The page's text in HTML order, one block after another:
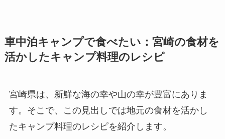
車中泊キャンプで食べたい：宮崎の食材を
活かしたキャンプ料理のレシピ
宮崎県は、新鮮な海の幸や山の幸が豊富にありま
す。そこで、この見出しでは地元の食材を活かし
たキャンプ料理のレシピを紹介します。